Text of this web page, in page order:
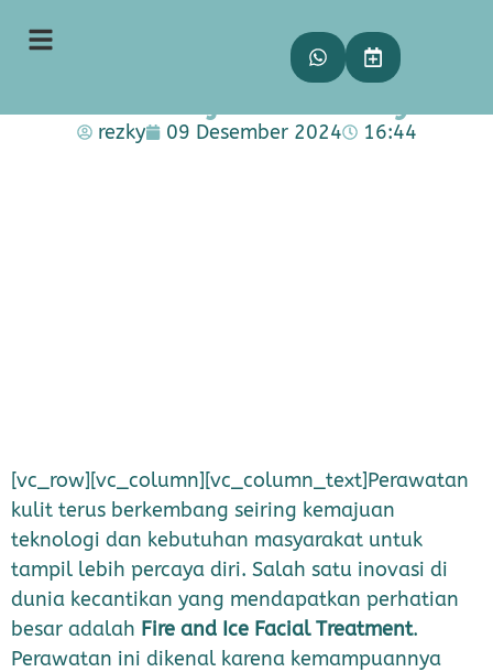
Fire and Ice Facial Treatment:
Perawatan Kulit Inovatif
rezky 09 Desember 2024 16:44
[vc_row][vc_column][vc_column_text]Perawatan
kulit terus berkembang seiring kemajuan
teknologi dan kebutuhan masyarakat untuk
tampil lebih percaya diri. Salah satu inovasi di
dunia kecantikan yang mendapatkan perhatian
besar adalah Fire and Ice Facial Treatment.
Perawatan ini dikenal karena kemampuannya